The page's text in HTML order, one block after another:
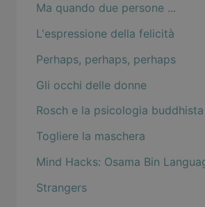
Ma quando due persone ...
L'espressione della felicità
Perhaps, perhaps, perhaps
Gli occhi delle donne
Rosch e la psicologia buddhista
Togliere la maschera
Mind Hacks: Osama Bin
Strangers